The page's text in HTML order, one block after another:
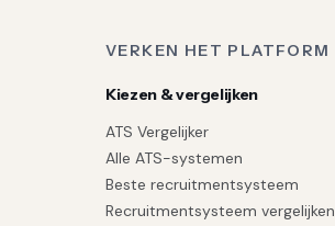
VERKEN HET PLATFORM
Kiezen & vergelijken
ATS Vergelijker
Alle ATS-systemen
Beste recruitmentsysteem
Recruitmentsysteem vergelijken